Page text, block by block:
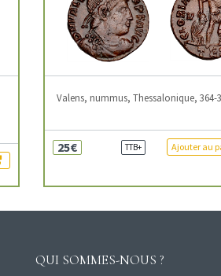
Valens, nummus, Thessalonique, 364-
25€ TTB+ Ajouter au
QUI SOMMES-NOUS ?